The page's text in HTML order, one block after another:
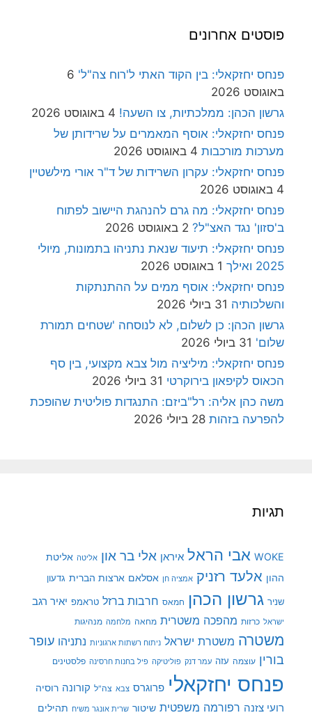
פוסטים אחרונים
פנחס יחזקאלי: בין הקוד האתי ל'רוח צה"ל' 6
באוגוסט 2026
גרשון הכהן: ממלכתיות, צו השעה! 4 באוגוסט 2026
פנחס יחזקאלי: אוסף המאמרים על שרידותן של
מערכות מורכבות 4 באוגוסט 2026
פנחס יחזקאלי: עקרון השרידות של ד"ר אורי מילשטיין
4 באוגוסט 2026
פנחס יחזקאלי: מה גרם להנהגת היישוב לפתוח
ב'סזון' נגד האצ"ל? 2 באוגוסט 2026
פנחס יחזקאלי: תיעוד שנאת נתניהו בתמונות, מיולי
2025 ואילך
1 באוגוסט 2026
פנחס יחזקאלי: אוסף ממים על ההתנתקות
והשלכותיה 31 ביולי 2026
גרשון הכהן: כן לשלום, לא לנוסחה 'שטחים תמורת
שלום' 31 ביולי 2026
פנחס יחזקאלי: מיליציה מול צבא מקצועי, בין סף
הכאוס לקיפאון בירוקרטי 31 ביולי 2026
משה כהן אליה: רל"ביזם: התנגדות פוליטית שהופכת
להפרעה בזהות 28 ביולי 2026
תגיות
WOKE אבי הראל איראן אלי בר און אליטה אליטת
ההון אלעד רזניק אמציה חן אסלאם ארצות הברית גדעון
שניר גרשון הכהן חמאס חרבות ברזל טראמפ יאיר רגב
ישראל כרזות מהפכה משטרית מחאה מלחמה מנהיגות
משטרה משטרת ישראל ניתוח רשתות ארגוניות נתניהו עופר
בורין עוצמה עזה עמר דנק פוליטיקה פיל בחנות חרסינה פלסטינים
פנחס יחזקאלי פרוגרס צבא צה"ל קורונה רוסיה
רועי צזנה רפורמה משפטית שיטור שרית אונגר משיח תהילים